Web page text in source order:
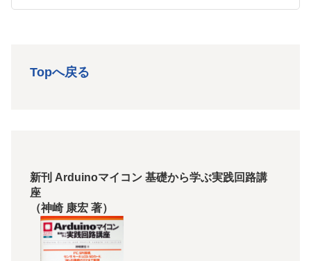
Topへ戻る
新刊 Arduinoマイコン 基礎から学ぶ実践回路講
座
（神崎 康宏 著）